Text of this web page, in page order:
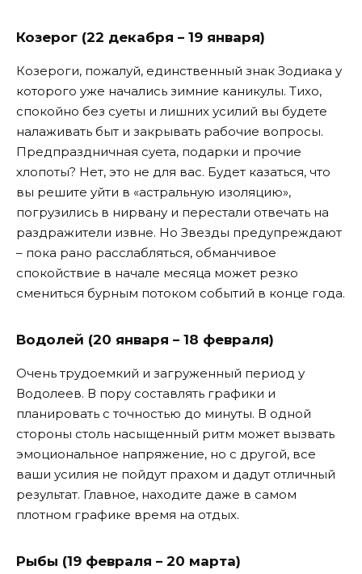
Козерог (22 декабря – 19 января)
Козероги, пожалуй, единственный знак Зодиака у
которого уже начались зимние каникулы. Тихо,
спокойно без суеты и лишних усилий вы будете
налаживать быт и закрывать рабочие вопросы.
Предпраздничная суета, подарки и прочие
хлопоты? Нет, это не для вас. Будет казаться, что
вы решите уйти в «астральную изоляцию»,
погрузились в нирвану и перестали отвечать на
раздражители извне. Но Звезды предупреждают
– пока рано расслабляться, обманчивое
спокойствие в начале месяца может резко
смениться бурным потоком событий в конце года.
Водолей (20 января – 18 февраля)
Очень трудоемкий и загруженный период у
Водолеев. В пору составлять графики и
планировать с точностью до минуты. В одной
стороны столь насыщенный ритм может вызвать
эмоциональное напряжение, но с другой, все
ваши усилия не пойдут прахом и дадут отличный
результат. Главное, находите даже в самом
плотном графике время на отдых.
Рыбы (19 февраля – 20 марта)